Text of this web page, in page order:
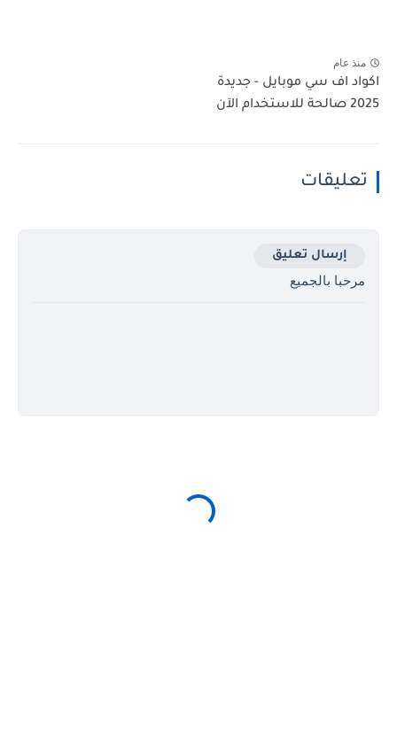
منذ عام
اكواد اف سي موبايل - جديدة
2025 صالحة للاستخدام الآن
تعليقات
إرسال تعليق
مرحبا بالجميع